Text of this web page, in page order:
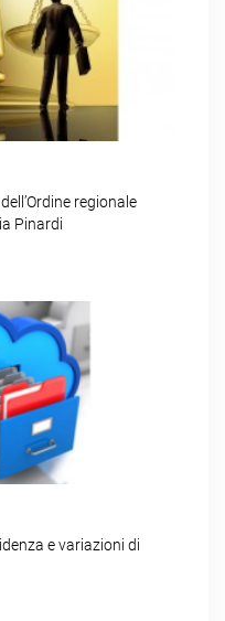
regionale
Pinardi
e variazioni di